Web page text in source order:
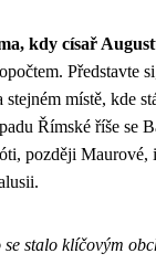
kdy císař
Představte
místě, kde
Římské říše se
později Maurové,
se stalo klíčovým